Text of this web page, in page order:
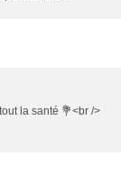
la santé 💐<br />